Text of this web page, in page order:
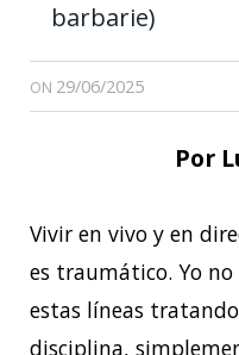
barbarie)
ON 29/06/2025
Por
Vivir en vivo y en
es traumático. Yo
estas líneas
disciplina,